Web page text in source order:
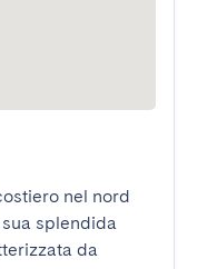
nel nord
splendida
da